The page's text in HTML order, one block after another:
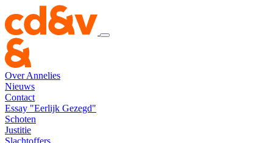
Over Annelies
Nieuws
Contact
Essay "Eerlijk Gezegd"
Schoten
Justitie
Slachtoffers